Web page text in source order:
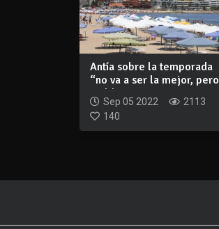
Antía sobre la temporada
“no va a ser la mejor, pero
Maldona...
Sep 05 2022
2113
140